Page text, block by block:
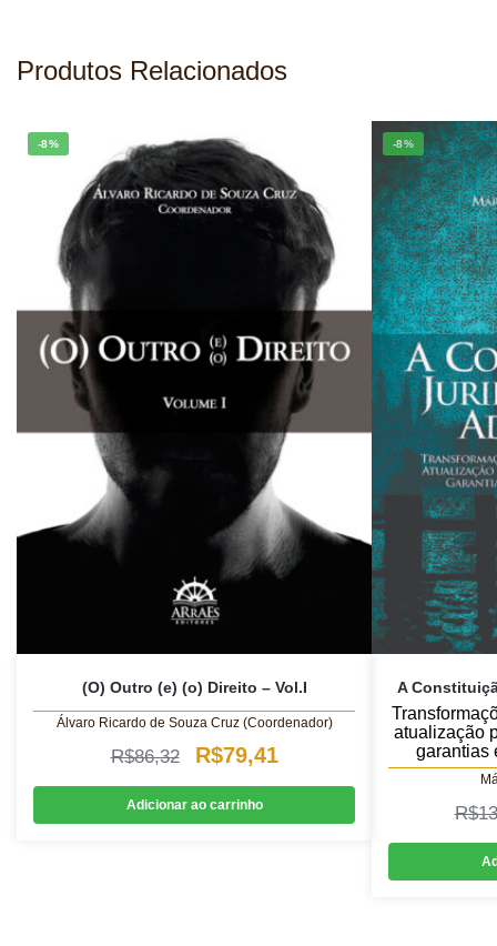
Produtos Relacionados
-8%
(O) Outro (e) (o) Direito – Vol.I
Álvaro Ricardo de Souza Cruz (Coordenador)
R$86,32
O
preço
original
R$79,41
preço
atual
Adicionar ao carrinho
-8%
A
atualização
garantias
R$